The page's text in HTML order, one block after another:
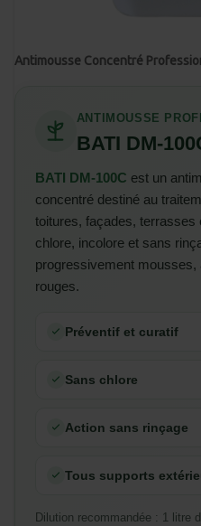
Antimousse Concentré
ANTIMOUSSE
BATI DM-
BATI DM-100C est un
concentré destiné au
toitures, façades, terrasses
chlore, incolore et sans
progressivement mousses,
rouges.
Préventif et curatif
Sans chlore
Action sans rinçage
Tous supports
Dilution recommandée : 1 litre